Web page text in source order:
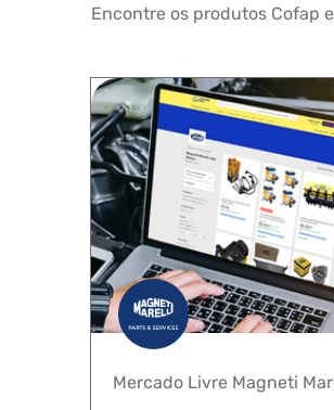
Encontre os produtos Cofap
Mercado Livre Magneti